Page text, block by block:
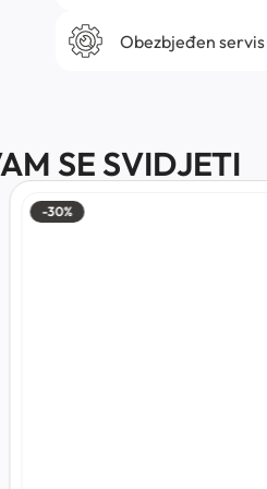
Obezbjeđen servis
SE SVIDJETI
-30%